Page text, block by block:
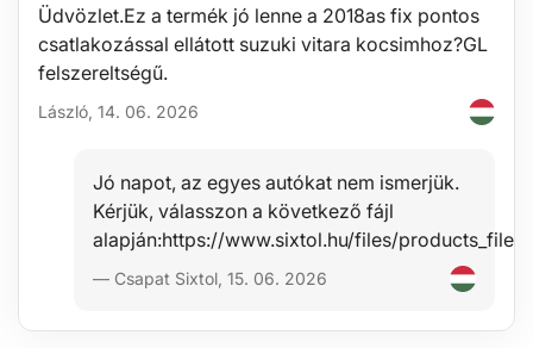
Stabilitás
Az anyag minősége lehetővé teszi a tálca használatát széles
hőmérsékleti tartományban, -60°C-tól +80°C-ig, valamint jelentős
ellenállást biztosít az anyag öregedésével szemben az UV-sugárzás
hatására.
A hipoallergén anyag lehetővé teszi a tálca használatát bármely
járműben anélkül, hogy egészségügyi kockázatot jelentene.
Üdvözlet.Ez a termék jó lenne a 2018as fix pontos
csatlakozással ellátott suzuki vitara kocsimhoz?GL
felszereltségű.
László, 14. 06. 2026
Jó napot, az egyes autókat nem ismerjük.
Kérjük, válasszon a következő fájl
alapján:https://www.sixtol.hu/files/
— Csapat Sixtol, 15. 06. 2026